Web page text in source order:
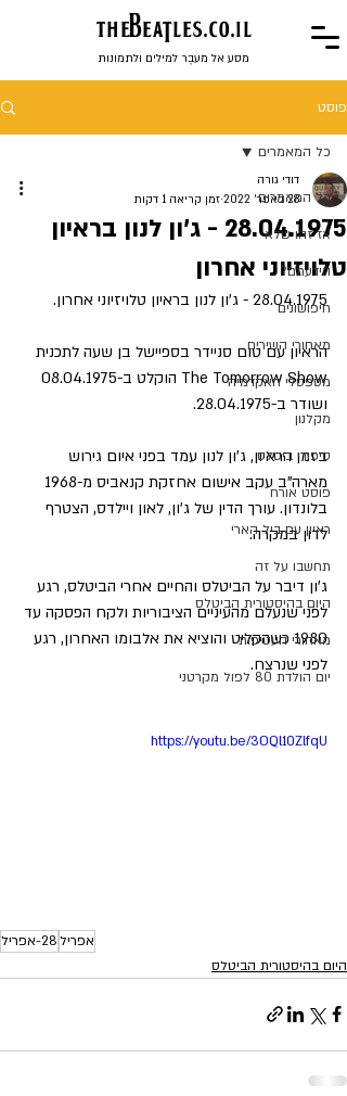
theBeaTles.co.il
מסע אל מעבֶר למילים ולתמונות
פוסט
כל המאמרים
אז זהו שלא
הידעתם?
חיפושונים
מאחורי השירים
מספסלי האקדמיה
מקלנון
סיפורי ביטלס
פוסט אורח
ראיון עם ביל הארי
תחשבו על זה
היום בהיסטורית הביטלס
מאחורי העטיפות
יום הולדת 80 לפול מקרטני
כל המאמרים
28.04.1975 - ג'ון לנון בראיון
טלויזיוני אחרון
דודי גורה
28 באפר׳ 2022
זמן קריאה 1 דקות
28.04.1975 - ג'ון לנון בראיון טלויזיוני אחרון.
הראיון עם טום סניידר בספיישל בן שעה לתכנית
ושודר ב-28.04.1975.
בזמן הראיון, ג'ון לנון עמד בפני איום גירוש
בלונדון. עורך הדין של ג'ון, לאון ויילדס, הצטרף
לדון במקרה.
ג'ון דיבר על הביטלס והחיים אחרי הביטלס, רגע
לפני שנעלם מהעיניים הציבוריות ולקח הפסקה עד
1980 כשהקליט והוציא את אלבומו האחרון, רגע
לפני שנרצח.
https://youtu.be/3OQl10ZlfqU
אפריל28-אפריל
היום בהיסטורית הביטלס